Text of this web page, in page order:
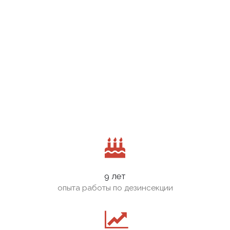
9 лет
опыта работы по дезинсекции